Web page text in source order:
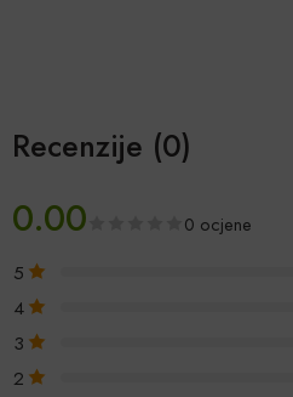
Recenzije (0)
0.00 0 ocjene
5
4
3
2